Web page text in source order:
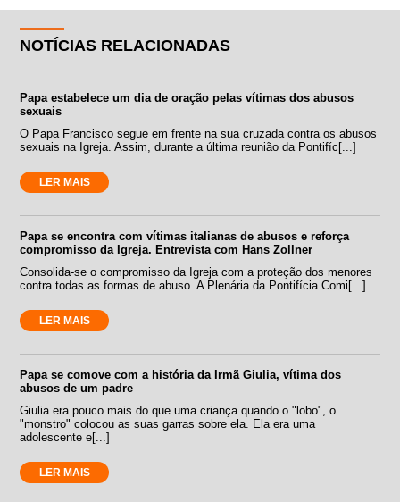
NOTÍCIAS RELACIONADAS
Papa estabelece um dia de oração pelas vítimas dos abusos
sexuais
O Papa Francisco segue em frente na sua cruzada contra os abusos
sexuais na Igreja. Assim, durante a última reunião da Pontifíc[...]
LER MAIS
Papa se encontra com vítimas italianas de abusos e reforça
compromisso da Igreja. Entrevista com Hans Zollner
Consolida-se o compromisso da Igreja com a proteção dos menores
contra todas as formas de abuso. A Plenária da Pontifícia Comi[...]
LER MAIS
Papa se comove com a história da Irmã Giulia, vítima dos
abusos de um padre
Giulia era pouco mais do que uma criança quando o "lobo", o
"monstro" colocou as suas garras sobre ela. Ela era uma
adolescente e[...]
LER MAIS